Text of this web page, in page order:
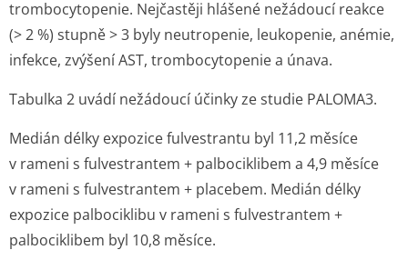
trombocytopenie. Nejčastěji hlášené nežádoucí reakce
(> 2 %) stupně > 3 byly neutropenie, leukopenie, anémie,
infekce, zvýšení AST, trombocytopenie a únava.
Tabulka 2 uvádí nežádoucí účinky ze studie PALOMA3.
Medián délky expozice fulvestrantu byl 11,2 měsíce
v rameni s fulvestrantem + palbociklibem a 4,9 měsíce
v rameni s fulvestrantem + placebem. Medián délky
expozice palbociklibu v rameni s fulvestrantem +
palbociklibem byl 10,8 měsíce.